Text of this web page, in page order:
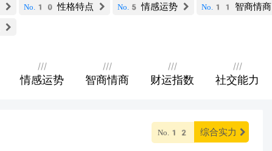
No.10 性格特点 No.5 情感运势 No.11 智商情商
///
情感运势
///
智商情商
///
财运指数
///
社交能力
No.12 综合实力